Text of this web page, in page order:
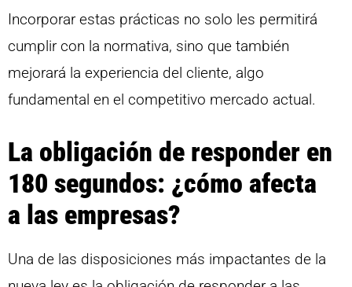
Incorporar estas prácticas no solo les permitirá
cumplir con la normativa, sino que también
mejorará la experiencia del cliente, algo
fundamental en el competitivo mercado actual.
La obligación de responder en
180 segundos: ¿cómo afecta
a las empresas?
Una de las disposiciones más impactantes de la